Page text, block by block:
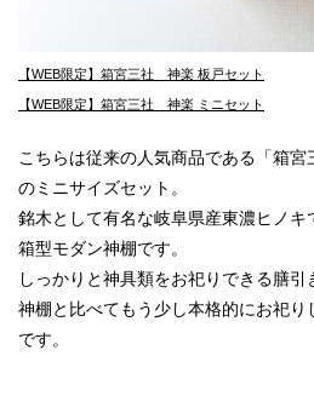
【WEB限定】箱宮三社 神楽 板戸セット
【WEB限定】箱宮三社 神楽 ミニセット
こちらは従来の人気商品である「箱
のミニサイズセット。
銘木として有名な岐阜県産東濃ヒノ
箱型モダン神棚です。
しっかりと神具類をお祀りできる膳
神棚と比べてもう少し本格的にお祀り
です。